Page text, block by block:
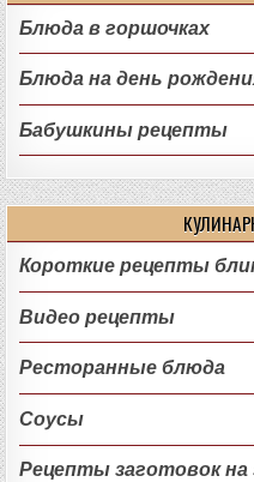
Блюда в горшочках
Блюда на день
Бабушкины рецепты
Короткие рецепты
Видео рецепты
Ресторанные блюда
Соусы
Рецепты заготовок на